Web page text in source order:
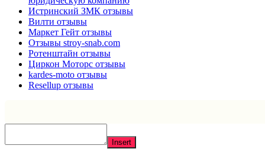
Истринский ЗМК отзывы
Вилти отзывы
Маркет Гейт отзывы
Отзывы stroy-snab.com
Ротенштайн отзывы
Циркон Моторс отзывы
kardes-moto отзывы
Resellup отзывы
Insert